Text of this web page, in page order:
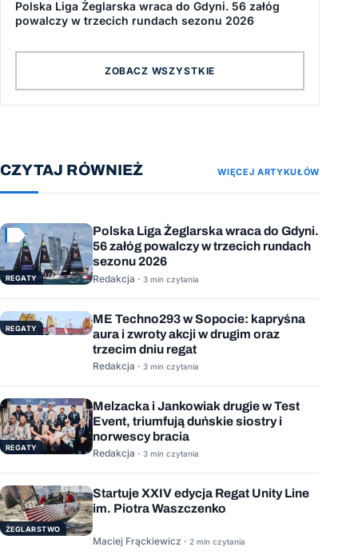
Polska Liga Żeglarska wraca do Gdyni. 56 załóg
powalczy w trzecich rundach sezonu 2026
ZOBACZ WSZYSTKIE
CZYTAJ RÓWNIEŻ WIĘCEJ ARTYKUŁÓW
REGATY
Polska Liga Żeglarska wraca do Gdyni.
56 załóg powalczy w trzecich rundach
sezonu 2026
Redakcja · 3 min czytania
REGATY
ME Techno293 w Sopocie: kapryśna
aura i zwroty akcji w drugim oraz
trzecim dniu regat
Redakcja · 3 min czytania
REGATY
Melzacka i Jankowiak drugie w Test
Event, triumfują duńskie siostry i
norwescy bracia
Redakcja · 3 min czytania
ŻEGLARSTWO
Startuje XXIV edycja Regat Unity Line
im. Piotra Waszczenko
Maciej Frąckiewicz · 2 min czytania